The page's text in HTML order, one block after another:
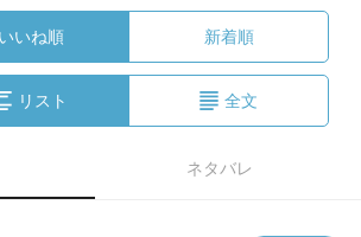
いいね順 新着順
リスト 全文
ネタバレ